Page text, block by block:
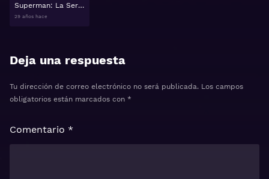
Superman: La Serie Animada 1x13
29 años hace
Deja una respuesta
Tu dirección de correo electrónico no será publicada. Los campos
obligatorios están marcados con *
Comentario *